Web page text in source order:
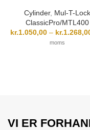
Cylinder, Mul-T-Lock
ClassicPro/MTL400
kr.1.050,00 – kr.
moms
VI ER